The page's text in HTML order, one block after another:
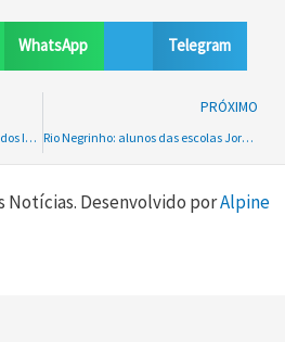
WhatsApp Telegram
São Bento do Sul: Praça Jardim dos Imigrantes recebe relógio oferecendo um ponto de referência para moradores e visitantes
PRÓXIMO
Rio Negrinho: alunos das escolas Jorge Zipperer e Frederico Lampe conquistam títulos regionais e garantem vaga para a Fase Estadual dos Jogos Escolares
Notícias. Desenvolvido porAlpine